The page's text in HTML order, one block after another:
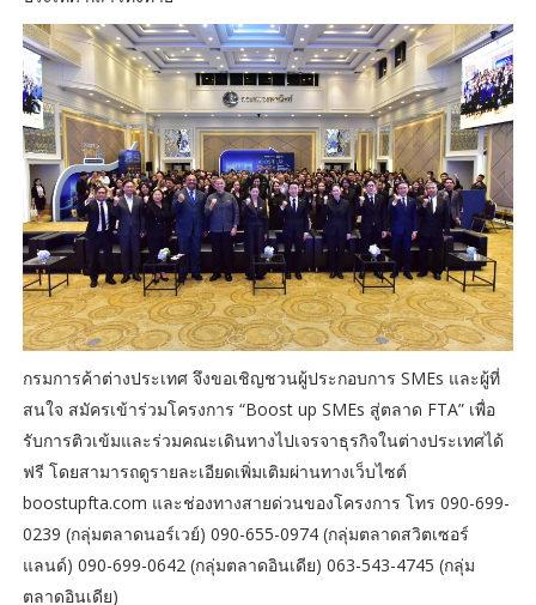
กรมการค้าต่างประเทศ จึงขอเชิญชวนผู้ประกอบการ SMEs และผู้ที่
สนใจ สมัครเข้าร่วมโครงการ “Boost up SMEs สู่ตลาด FTA” เพื่อ
รับการติวเข้มและร่วมคณะเดินทางไปเจรจาธุรกิจในต่างประเทศได้
ฟรี โดยสามารถดูรายละเอียดเพิ่มเติมผ่านทางเว็บไซต์
boostupfta.com และช่องทางสายด่วนของโครงการ โทร 090-699-
0239 (กลุ่มตลาดนอร์เวย์) 090-655-0974 (กลุ่มตลาดสวิตเซอร์
แลนด์) 090-699-0642 (กลุ่มตลาดอินเดีย) 063-543-4745 (กลุ่ม
ตลาดอินเดีย)